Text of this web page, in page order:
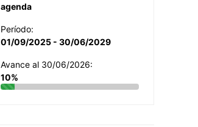
agenda
Período:
01/09/2025 - 30/06/2029
Avance al 30/06/2026:
10%